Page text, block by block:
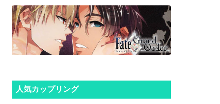
人気カップリング